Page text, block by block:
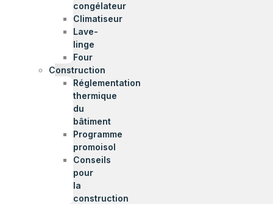
congélateur
Climatiseur
Lave-
linge
Four
Construction
Réglementation
thermique
du
bâtiment
Programme
promoisol
Conseils
pour
la
construction